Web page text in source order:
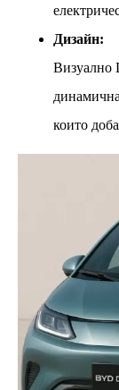
Дизайн:
Визуално
които